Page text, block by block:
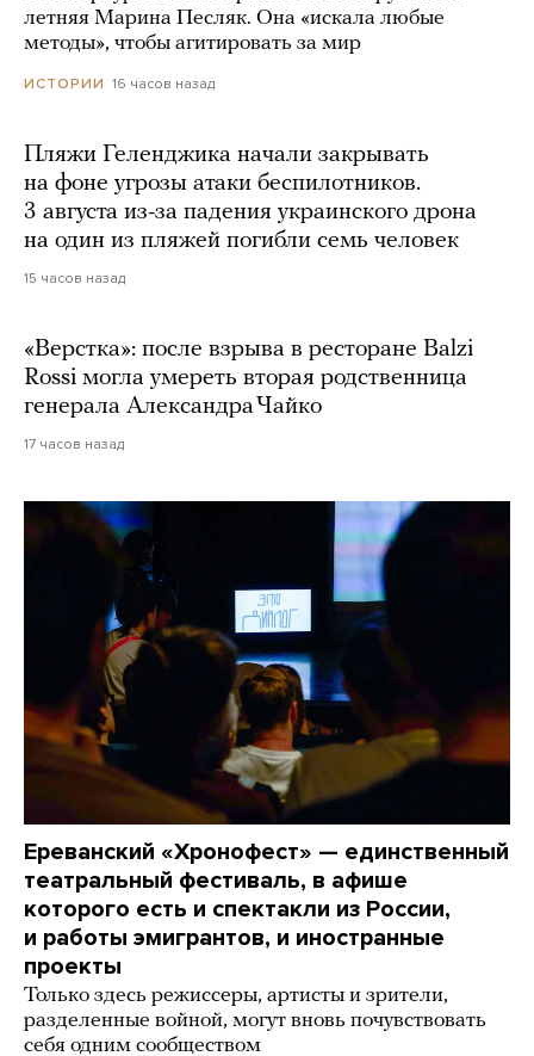
летняя Марина Песляк. Она «искала любые
методы», чтобы агитировать за мир
ИСТОРИИ 16 часов назад
Пляжи Геленджика начали закрывать
на фоне угрозы атаки беспилотников.
3 августа из-за падения украинского дрона
на один из пляжей погибли семь человек
15 часов назад
«Верстка»: после взрыва в ресторане Balzi
Rossi могла умереть вторая родственница
генерала Александра Чайко
17 часов назад
Ереванский «Хронофест» — единственный
театральный фестиваль, в афише
которого есть и спектакли из России,
и работы эмигрантов, и иностранные
проекты
Только здесь режиссеры, артисты и зрители,
разделенные войной, могут вновь почувствовать
себя одним сообществом